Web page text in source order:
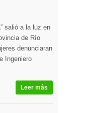
salió a la luz en
de Río
denunciaran
Ingeniero
Leer más